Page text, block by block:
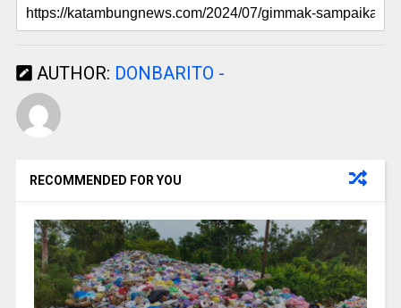
AUTHOR: DONBARITO -
RECOMMENDED FOR YOU